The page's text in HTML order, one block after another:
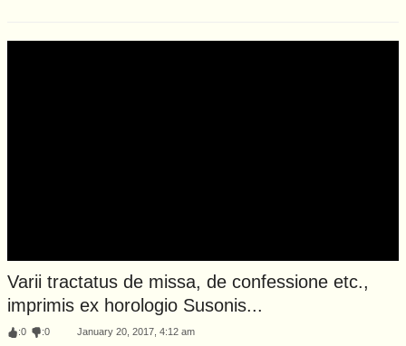
Varii tractatus de missa, de confessione etc.,
imprimis ex horologio Susonis...
:0 :0 January 20, 2017, 4:12 am